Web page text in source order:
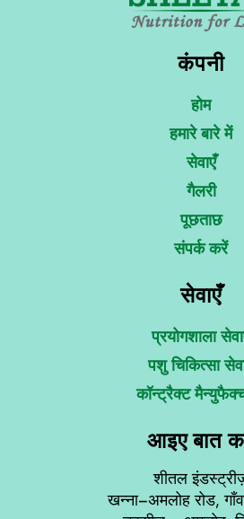
कंपनी
होम
हमारे बारे में
सेवाएँ
गैलरी
पूछताछ
संपर्क करें
सेवाएँ
प्रयोगशाला
पशु चिकित्सा
कॉन्ट्रैक्ट
आइए बात
शीतल
खन्ना–अमलोह रोड,